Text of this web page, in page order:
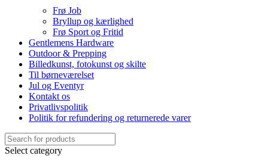
Frø Job
Bryllup og kærlighed
Frø Sport og Fritid
Gentlemens Hardware
Outdoor & Prepping
Billedkunst, fotokunst og skilte
Til børneværelset
Jul og Eventyr
Kontakt os
Privatlivspolitik
Politik for refundering og returnerede varer
Select category